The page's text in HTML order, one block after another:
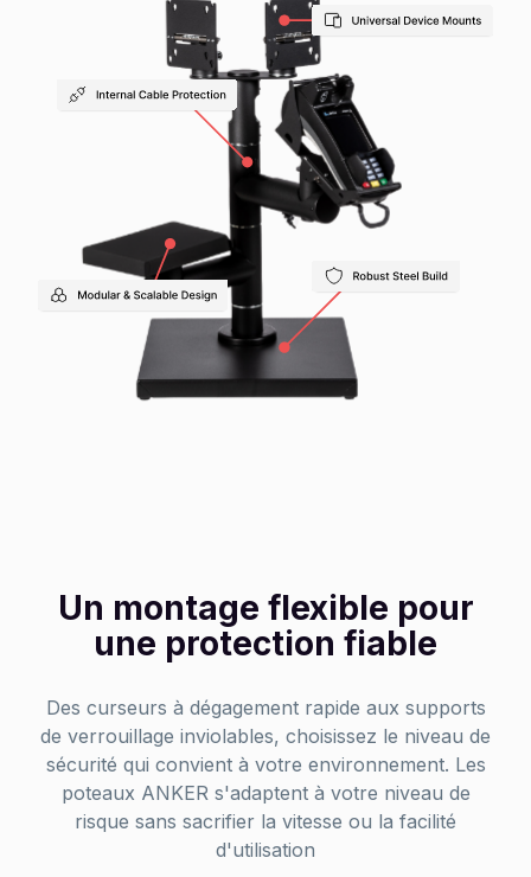
Un montage flexible pour
une protection fiable
Des curseurs à dégagement rapide aux supports
de verrouillage inviolables, choisissez le niveau de
sécurité qui convient à votre environnement. Les
poteaux ANKER s'adaptent à votre niveau de
risque sans sacrifier la vitesse ou la facilité
d'utilisation